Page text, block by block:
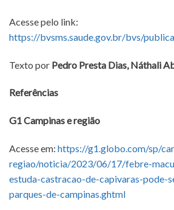
Acesse pelo link:
https://bvsms.saude.gov.br/bvs/
Texto por Pedro Presta Dias, Náthali
Referências
G1 Campinas e região
Acesse em: https://g1.globo.com/sp/
regiao/noticia/2023/06/17/febre-
estuda-castracao-de-capivaras-pode-
parques-de-campinas.ghtml